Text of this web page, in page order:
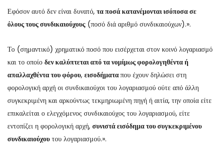
Εφόσον αυτό δεν είναι δυνατό, τα ποσά κατανέμονται ισόποσα σε
όλους τους συνδικαιούχους (ποσό διά αριθμό συνδικαιούχων).».
Το (σημαντικό) χρηματικό ποσό που εισέρχεται στον κοινό λογαριασμό
και το οποίο δεν καλύπτεται από τα νομίμως φορολογηθέντα ή
απαλλαχθέντα του φόρου, εισοδήματαπου έχουν δηλώσει στη
φορολογική αρχή οι συνδικαιούχοι του λογαριασμού ούτε από άλλη
συγκεκριμένη και αρκούντως τεκμηριωμένη πηγή ή αιτία, την οποία είτε
επικαλείται ο ελεγχόμενος συνδικαιούχος του λογαριασμού, είτε
εντοπίζει η φορολογική αρχή, συνιστά εισόδημα του συγκεκριμένου
συνδικαιούχου του λογαριασμού.».